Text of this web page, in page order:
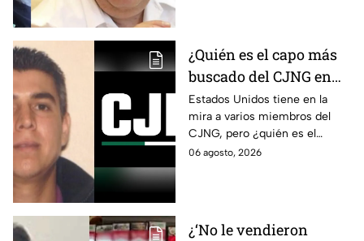
¿Quién es el capo más
buscado del CJNG en
Estados Unidos?
Estados Unidos tiene en la
mira a varios miembros del
CJNG, pero ¿quién es el
miembro más buscado por el
06 agosto, 2026
¿‘No le vendieron